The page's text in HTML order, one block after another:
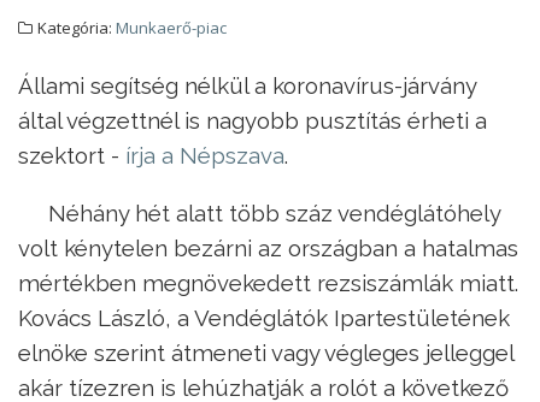
Kategória: Munkaerő-piac
Állami segítség nélkül a koronavírus-járvány
által végzettnél is nagyobb pusztítás érheti a
szektort - írja a Népszava.
Néhány hét alatt több száz vendéglátóhely
volt kénytelen bezárni az országban a hatalmas
mértékben megnövekedett rezsiszámlák miatt.
Kovács László, a Vendéglátók Ipartestületének
elnöke szerint átmeneti vagy végleges jelleggel
akár tízezren is lehúzhatják a rolót a következő